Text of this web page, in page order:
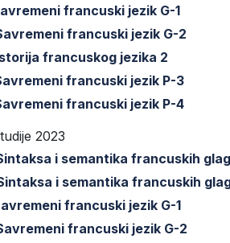
francuski jezik G-1
francuski jezik G-2
francuskog jezika 2
francuski jezik P-3
francuski jezik P-4
2023
i semantika francuskih
i semantika francuskih
francuski jezik G-1
francuski jezik G-2